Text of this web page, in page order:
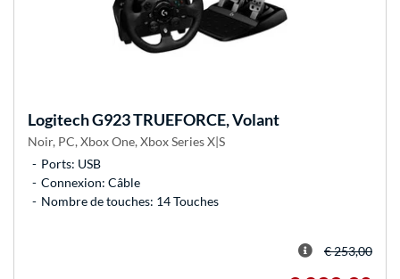
LogitechG923 TRUEFORCE, Volant
Noir, PC, Xbox One, Xbox Series X|S
Ports: USB
Connexion: Câble
Nombre de touches: 14 Touches
€ 253,00